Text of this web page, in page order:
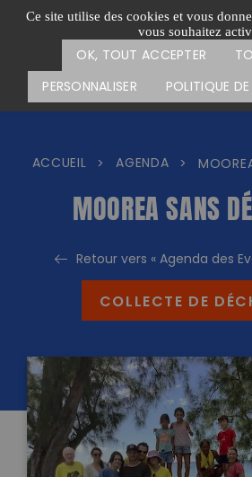
Ce site utilise des cookies et vous
vous souhaitez
OK, TOUT ACCEPTER
PERSONNALISER
POLITIQUE
Passer
CARTE DES ACTIONS
ACCUEIL > AGENDA >
MOOREA SANS
Retour vers « Agenda des
COLLECTE DE